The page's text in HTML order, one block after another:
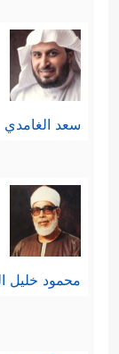
سعد الغامدي
محمود خليل